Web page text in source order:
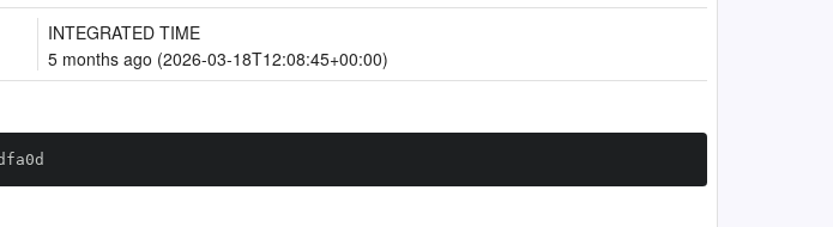
INTEGRATED TIME
5 months ago (2026-03-18T12:08:45+00:00)